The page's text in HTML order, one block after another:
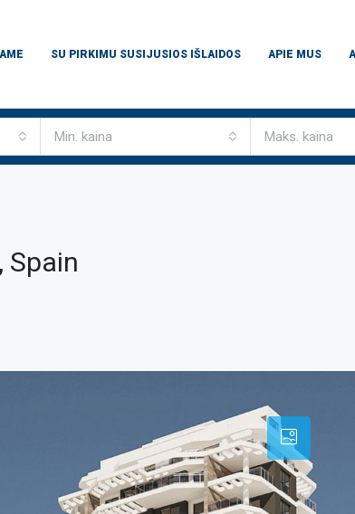
SU PIRKIMU SUSIJUSIOS IŠLAIDOS APIE MUS
Min. kaina Maks. kaina
Spain